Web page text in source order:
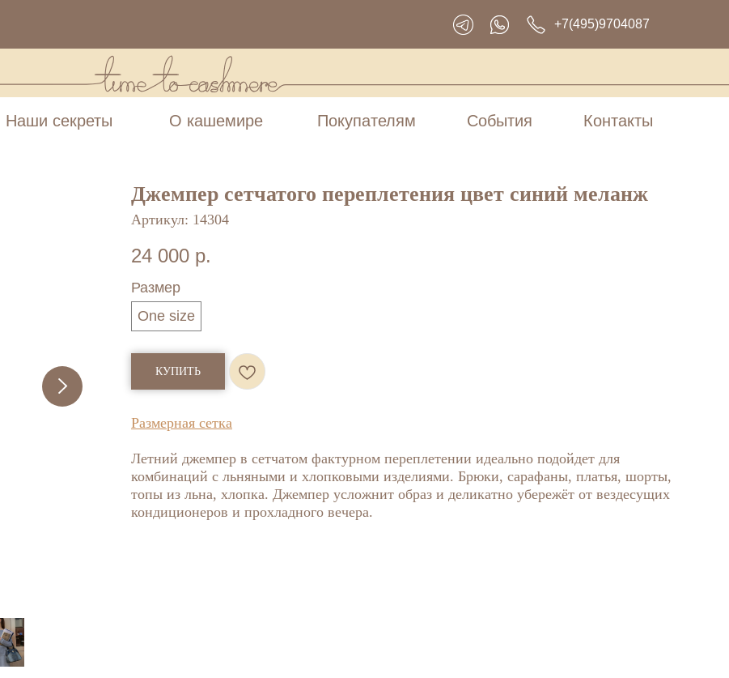
Наши секреты О кашемире Контакты
События
Покупателям
+7(495)9704087
Джемпер сетчатого переплетения цвет синий меланж
Артикул: 14304
24 000 р.
Размер
One size
КУПИТЬ
Размерная сетка
Летний джемпер в сетчатом фактурном переплетении идеально подойдет для
комбинаций с льняными и хлопковыми изделиями. Брюки, сарафаны, платья, шорты,
топы из льна, хлопка. Джемпер усложнит образ и деликатно убережёт от вездесущих
кондиционеров и прохладного вечера.